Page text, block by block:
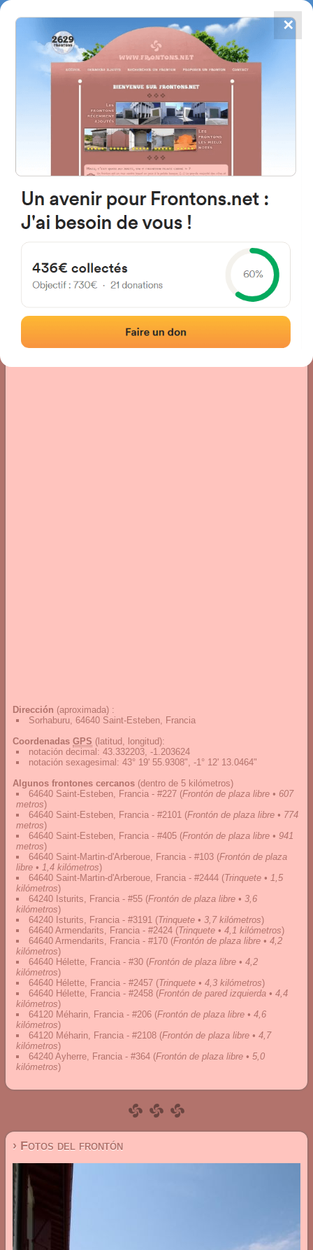
FRONTONS.NET
BUSCAR UN FRONTÓN
AÑADIR UN FRONTÓN
4784
frontones
Sorhaburu 64640 Saint-
#3384
Frontón de plaza libre
› Ubicación del frontón
Dirección (aproximada) :
Sorhaburu, 64640 Saint-Esteben, Francia
Coordenadas GPS (latitud, longitud):
notación decimal : 43.332203, -1.203624
notación sexagesimal : 43° 19' 55.9308", -1° 12' 13.0464"
Algunos frontones cercanos (dentro de 5 kilómetros)
64640 Saint-Esteben, Francia - #227 (Frontón de plaza libre • 607
metros)
64640 Saint-Esteben, Francia - #2101 (Frontón de plaza libre • 774
metros)
64640 Saint-Esteben, Francia - #405 (Frontón de plaza libre • 941
metros)
64640 Saint-Martin-d'Arberoue, Francia - #103 (Frontón de plaza
libre • 1,4 kilómetros)
64640 Saint-Martin-d'Arberoue, Francia - #2444 (Trinquete • 1,5
kilómetros)
64240 Isturits, Francia - #55 (Frontón de plaza libre • 3,6
kilómetros)
64240 Isturits, Francia - #3191 (Trinquete • 3,7 kilómetros)
64640 Armendarits, Francia - #2424 (Trinquete • 4,1 kilómetros)
64640 Armendarits, Francia - #170 (Frontón de plaza libre • 4,2
kilómetros)
64640 Hélette, Francia - #30 (Frontón de plaza libre • 4,2
kilómetros)
64640 Hélette, Francia - #2457 (Trinquete • 4,3 kilómetros)
64640 Hélette, Francia - #2458 (Frontón de pared izquierda • 4,4
kilómetros)
64120 Méharin, Francia - #206 (Frontón de plaza libre • 4,6
kilómetros)
64120 Méharin, Francia - #2108 (Frontón de plaza libre • 4,7
kilómetros)
64240 Ayherre, Francia - #364 (Frontón de plaza libre • 5,0
kilómetros)
› Fotos del frontón
✕